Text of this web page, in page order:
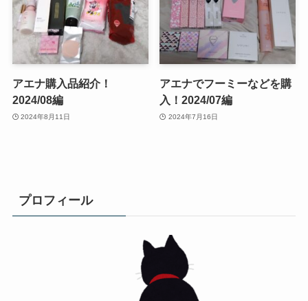
アエナ購入品紹介！
2024/08編
2024年8月11日
アエナでフーミーなどを購
入！2024/07編
2024年7月16日
プロフィール